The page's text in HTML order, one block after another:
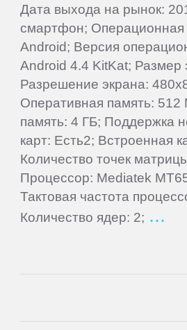
Дата выхода на рынок:
смартфон; Операционная
Android; Версия
Android 4.4 KitKat; Размер
Разрешение экрана:
Оперативная память:
память: 4 ГБ; Поддержка
карт: Есть2; Встроенная
Количество точек
Процессор: Mediatek
Тактовая частота
Количество ядер: 2;